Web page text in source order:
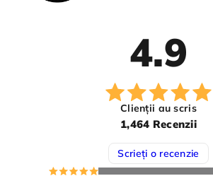
4.9
Clienții au scris
1,464 Recenzii
Scrieți o recenzie